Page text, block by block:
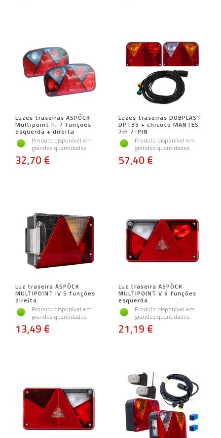
Luzes traseiras ASPÖCK
Multipoint II, 7 funções
esquerda + direita
Produto disponível em
grandes quantidades
32,70 €
Luzes traseiras DOBPLAST
DPT35 + chicote MANTES
7m 7-PIN
Produto disponível em
grandes quantidades
57,40 €
Luz traseira ASPÖCK
MULTIPOINT IV 5 funções
direita
Produto disponível em
grandes quantidades
13,49 €
Luz traseira ASPÖCK
MULTIPOINT V 6 funções
esquerda
Produto disponível em
grandes quantidades
21,19 €